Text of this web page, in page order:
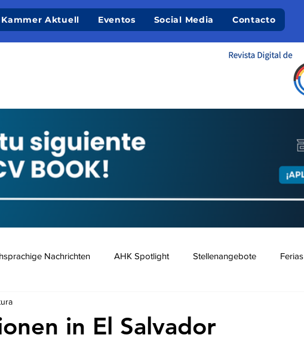
Kammer Aktuell Eventos Social Media Contacto
Nachrichten AHK Spotlight Stellenangebote Ferias
in El Salvador